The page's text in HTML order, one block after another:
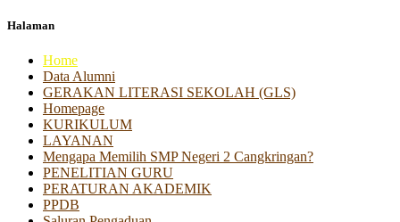
Halaman
Home
Data Alumni
GERAKAN LITERASI SEKOLAH (GLS)
Homepage
KURIKULUM
LAYANAN
Mengapa Memilih SMP Negeri 2 Cangkringan?
PENELITIAN GURU
PERATURAN AKADEMIK
PPDB